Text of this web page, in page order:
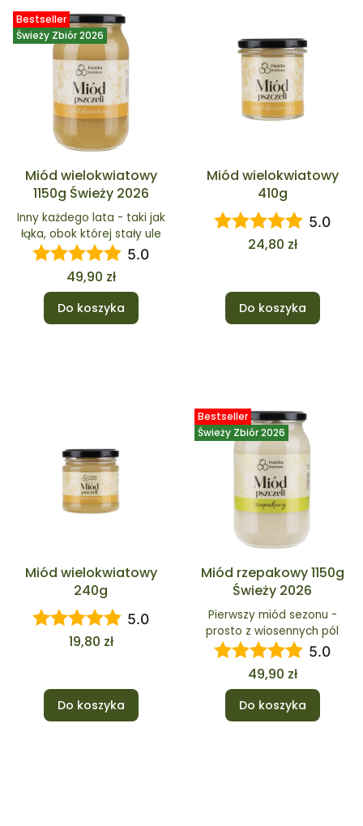
Bestseller
Świeży Zbiór 2026
Miód wielokwiatowy
1150g Świeży 2026
5.0
Inny każdego lata - taki jak
łąka, obok której stały ule
Cena
49,90 zł
Do koszyka
Miód wielokwiatowy
410g
5.0
Cena
24,80 zł
Do koszyka
Miód wielokwiatowy
240g
5.0
Cena
19,80 zł
Do koszyka
Bestseller
Świeży Zbiór 2026
Miód rzepakowy 1150g
Świeży 2026
5.0
Pierwszy miód sezonu -
prosto z wiosennych pól
Cena
49,90 zł
Do koszyka